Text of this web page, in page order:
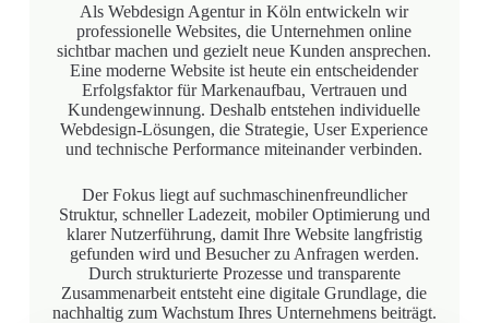
Als Webdesign Agentur in Köln entwickeln wir
professionelle Websites, die Unternehmen online
sichtbar machen und gezielt neue Kunden ansprechen.
Eine moderne Website ist heute ein entscheidender
Erfolgsfaktor für Markenaufbau, Vertrauen und
Kundengewinnung. Deshalb entstehen individuelle
Webdesign-Lösungen, die Strategie, User Experience
und technische Performance miteinander verbinden.
Der Fokus liegt auf suchmaschinenfreundlicher
Struktur, schneller Ladezeit, mobiler Optimierung und
klarer Nutzerführung, damit Ihre Website langfristig
gefunden wird und Besucher zu Anfragen werden.
Durch strukturierte Prozesse und transparente
Zusammenarbeit entsteht eine digitale Grundlage, die
nachhaltig zum Wachstum Ihres Unternehmens beiträgt.